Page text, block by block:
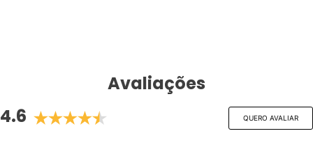
Avaliações
4.6
QUERO AVALIAR